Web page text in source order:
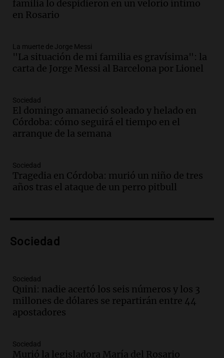
amantes de la astronomía
Amamos los Domingos
la historia del club de Irlanda
revolucionado por hinchas argentinos
Amamos los Domingos
Audio.
argentino regresa al país tras conflicto
con Brasil
Panorama Federal
Audio.
con fractura de tobillo en refugio Doña
Rosa
Panorama Federal
Audio.Amaycha del Valle avanza en
con nueva tecnología médica
Audio.
aumentan tarifas del SUBTE en Buenos
Aires desde agosto
Panorama Federal
Audio.
financiera y el aumento de la morosidad
familia lo despidieron en un velorio íntimo
en Rosario
La muerte de Jorge Messi
"La situación de mi familia es gravísima": la
carta de Jorge Messi al Barcelona por Lionel
Sociedad
El domingo amaneció soleado y helado en
Córdoba: cómo seguirá el tiempo en el
arranque de la semana
Sociedad
Tragedia en Córdoba: murió un niño de tres
años tras el ataque de un perro pitbull
Sociedad
Sociedad
Quini: nadie acertó los seis números y los 3
millones de dólares se repartirán entre 44
apostadores
Sociedad
Murió la legisladora María del Rosario